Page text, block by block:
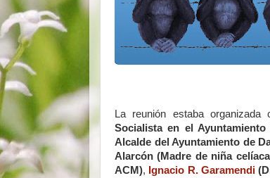
La reunión estaba
Socialista en el Ayuntamiento
Alcalde del Ayuntamiento de
Alarcón (Madre de niña
ACM), Ignacio R. Garamendi